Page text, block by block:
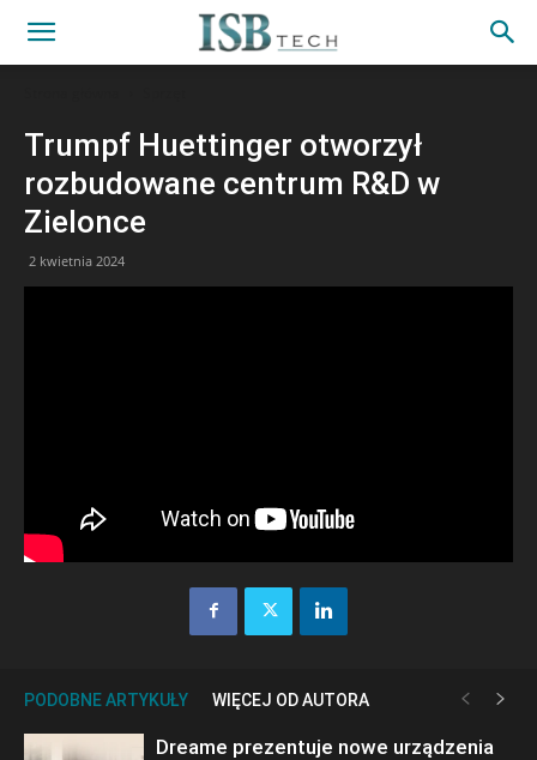
Trumpf Huettinger otworzył
rozbudowane centrum R&D w
Zielonce
2 kwietnia 2024
PODOBNE ARTYKUŁY WIĘCEJ OD AUTORA
Dreame prezentuje nowe urządzenia